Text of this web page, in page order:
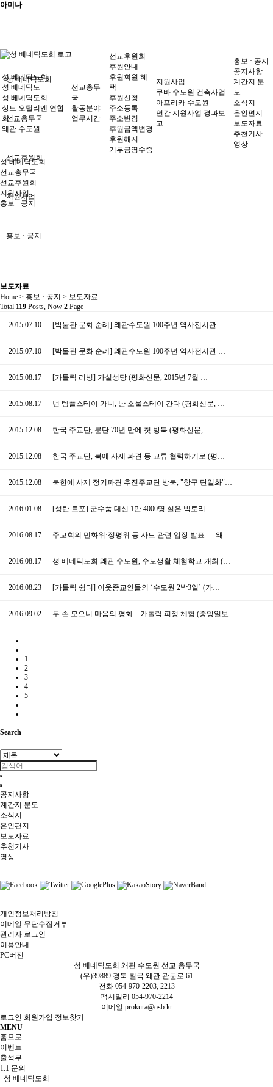
아미나
성 베네딕도회
선교총무국
선교후원회
지원사업
홍보 · 공지
성 베네딕도회
성 베네딕도
성 베네딕도회
상트 오틸리엔 연합
회
왜관 수도원
선교총무
국
활동분야
업무시간
선교후원회
후원안내
후원회원 혜
택
후원신청
주소등록
주소변경
후원금액변경
후원해지
기부금영수증
지원사업
쿠바 수도원 건축사업
아프리카 수도원
연간 지원사업 경과보
고
홍보 · 공지
공지사항
계간지 분
도
소식지
은인편지
보도자료
추천기사
영상
성 베네딕도회
선교총무국
선교후원회
지원사업
홍보 · 공지
보도자료
Home > 홍보 · 공지 > 보도자료
Total 119 Posts, Now 2 Page
2015.07.10 [박물관 문화 순례] 왜관수도원 100주년 역사전시관 …
2015.07.10 [박물관 문화 순례] 왜관수도원 100주년 역사전시관 …
2015.08.17 [가톨릭 리빙] 가실성당 (평화신문, 2015년 7월 …
2015.08.17 넌 템플스테이 가니, 난 소울스테이 간다 (평화신문, …
2015.12.08 한국 주교단, 분단 70년 만에 첫 방북 (평화신문, …
2015.12.08 한국 주교단, 북에 사제 파견 등 교류 협력하기로 (평…
2015.12.08 북한에 사제 정기파견 추진주교단 방북, "창구 단일화"…
2016.01.08 [성탄 르포] 군수품 대신 1만 4000명 실은 빅토리…
2016.08.17 주교회의 민화위·정평위 등 사드 관련 입장 발표 … 왜…
2016.08.17 성 베네딕도회 왜관 수도원, 수도생활 체험학교 개최 (…
2016.08.23 [가톨릭 쉼터] 이웃종교인들의 ‘수도원 2박3일’ (가…
2016.09.02 두 손 모으니 마음의 평화…가톨릭 피정 체험 (중앙일보…
1
2
3
4
5
Search
공지사항
계간지 분도
소식지
은인편지
보도자료
추천기사
영상
개인정보처리방침
이메일 무단수집거부
관리자 로그인
이용안내
PC버전
성 베네딕도회 왜관 수도원 선교 총무국
(우)39889 경북 칠곡 왜관 관문로 61
전화 054-970-2203, 2213
팩시밀리 054-970-2214
이메일 prokura@osb.kr
로그인 회원가입 정보찾기
MENU
홈으로
이벤트
출석부
1:1 문의
성 베네딕도회